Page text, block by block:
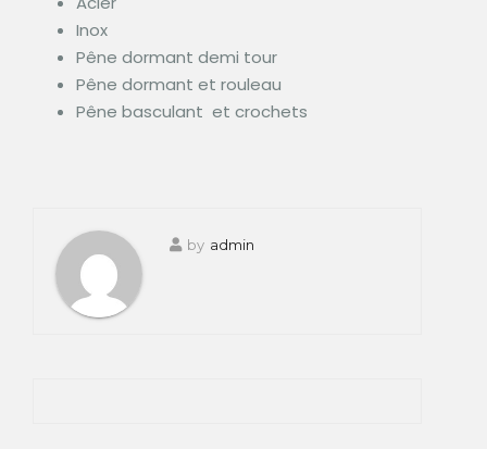
Inox
Pêne dormant demi tour
Pêne dormant et rouleau
Pêne basculant et crochets
by admin